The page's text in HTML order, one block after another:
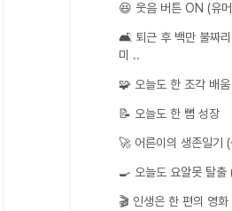
😆 웃음 버튼 ON (유
🛋️ 퇴근 후 백만 불짜리
미 ..
🧩 오늘도 한 조각 배
📝 오늘도 한 뼘 성장
🚀 어른이의 생존일기
🍳 오늘도 요알못 탈출
🎬 인생은 한 편의 영